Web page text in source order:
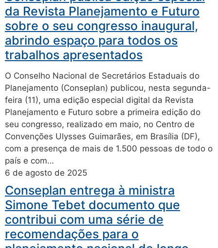
da Revista Planejamento e Futuro
sobre o seu congresso inaugural,
abrindo espaço para todos os
trabalhos apresentados
O Conselho Nacional de Secretários Estaduais do
Planejamento (Conseplan) publicou, nesta segunda-
feira (11), uma edição especial digital da Revista
Planejamento e Futuro sobre a primeira edição do
seu congresso, realizado em maio, no Centro de
Convenções Ulysses Guimarães, em Brasília (DF),
com a presença de mais de 1.500 pessoas de todo o
país e com…
6 de agosto de 2025
Conseplan entrega à ministra
Simone Tebet documento que
contribui com uma série de
recomendações para o